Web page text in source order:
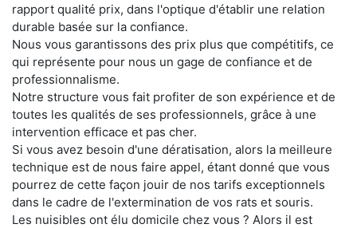
rapport qualité prix, dans l'optique d'établir une relation
durable basée sur la confiance.
Nous vous garantissons des prix plus que compétitifs, ce
qui représente pour nous un gage de confiance et de
professionnalisme.
Notre structure vous fait profiter de son expérience et de
toutes les qualités de ses professionnels, grâce à une
intervention efficace et pas cher.
Si vous avez besoin d'une dératisation, alors la meilleure
technique est de nous faire appel, étant donné que vous
pourrez de cette façon jouir de nos tarifs exceptionnels
dans le cadre de l'extermination de vos rats et souris.
Les nuisibles ont élu domicile chez vous ? Alors il est